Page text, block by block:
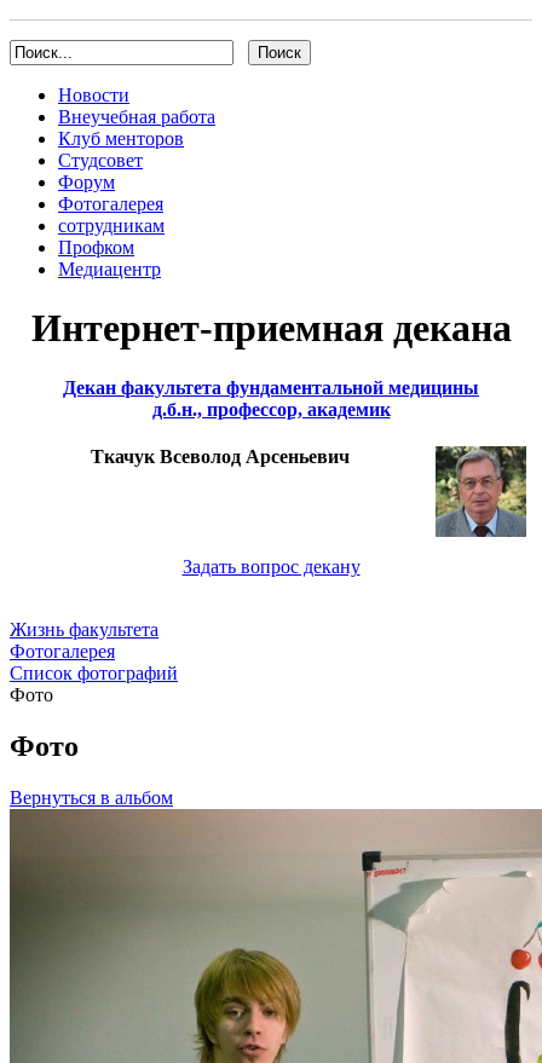
Новости
Внеучебная работа
Клуб менторов
Студсовет
Форум
Фотогалерея
сотрудникам
Профком
Медиацентр
Интернет-приемная декана
Декан факультета фундаментальной медицины
д.б.н., профессор, академик
Ткачук Всеволод Арсеньевич
Задать вопрос декану
Жизнь факультета
Фотогалерея
Список фотографий
Фото
Фото
Вернуться в альбом